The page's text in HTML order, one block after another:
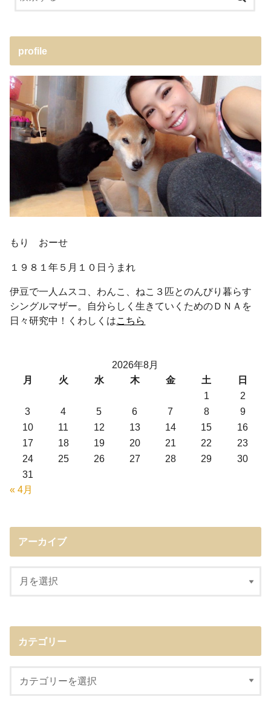
profile
もり おーせ
１９８１年５月１０日うまれ
伊豆で一人ムスコ、わんこ、ねこ３匹とのんびり暮らす
シングルマザー。自分らしく生きていくためのＤＮＡを
日々研究中！くわしくはこちら
2026年8月
月
火 水 木 金 土
日
1
2
3
4 5 6 7 8
9
10
11 12 13 14 15
16
17
18 19 20 21 22
23
24
25 26 27 28 29
30
31
« 4月
アーカイブ
カテゴリー